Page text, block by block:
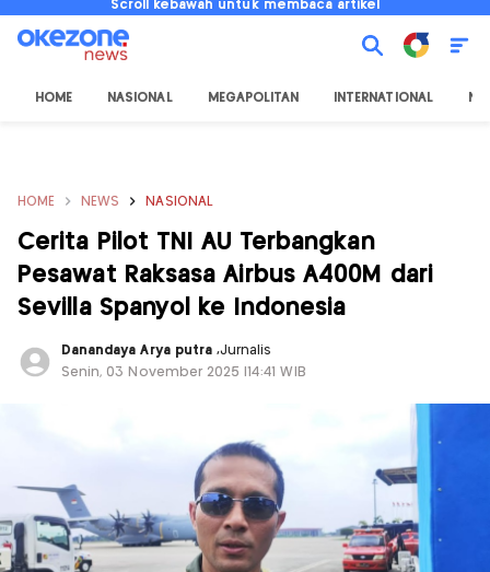
Scroll kebawah untuk membaca artikel
HOME NASIONAL MEGAPOLITAN INTERNATIONAL
HOME NEWS NASIONAL
Cerita Pilot TNI AU Terbangkan
Pesawat Raksasa Airbus A400M dari
Sevilla Spanyol ke Indonesia
Danandaya Arya putra,Jurnalis
Senin, 03 November 2025 |14:41 WIB